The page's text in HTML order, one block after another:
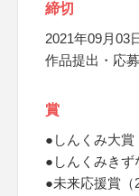
締切
2021年09月03
作品提出・応
賞
●しんくみ大
●しんくみき
●未来応援賞